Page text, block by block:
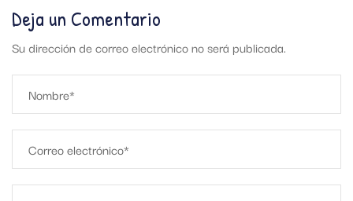
Deja un Comentario
Su dirección de correo electrónico no será publicada.